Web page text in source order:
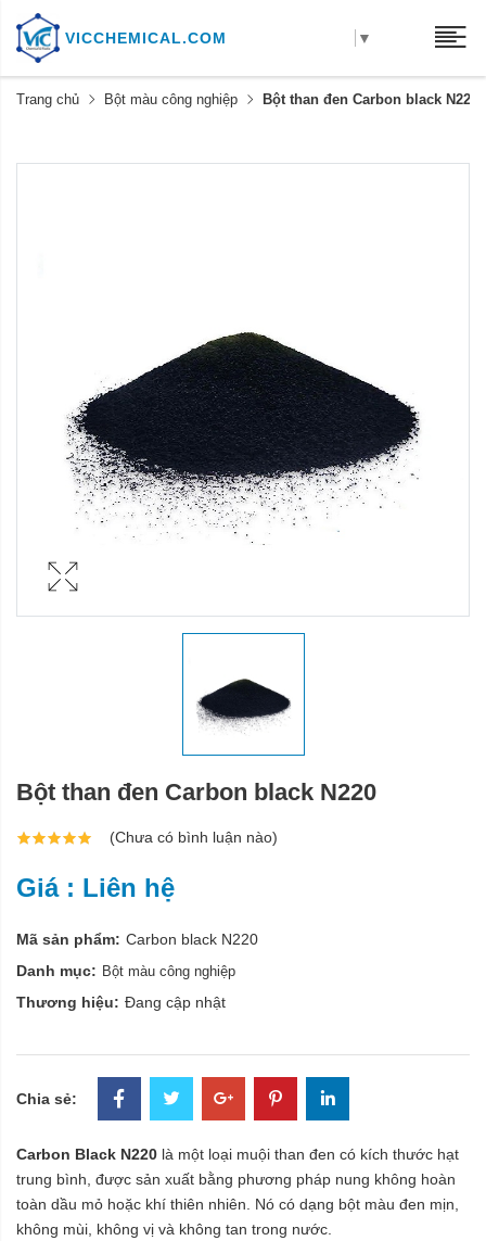
VICCHEMICAL.COM ▼
Trang chủ Bột màu công nghiệp Bột than đen Carbon black N220
Bột than đen Carbon black N220
(Chưa có bình luận nào)
Giá : Liên hệ
Mã sản phẩm: Carbon black N220
Danh mục: Bột màu công nghiệp
Thương hiệu: Đang cập nhật
Chia sẻ:
Carbon Black N220 là một loại muội than đen có kích thước hạt
trung bình, được sản xuất bằng phương pháp nung không hoàn
toàn dầu mỏ hoặc khí thiên nhiên. Nó có dạng bột màu đen mịn,
không mùi, không vị và không tan trong nước.